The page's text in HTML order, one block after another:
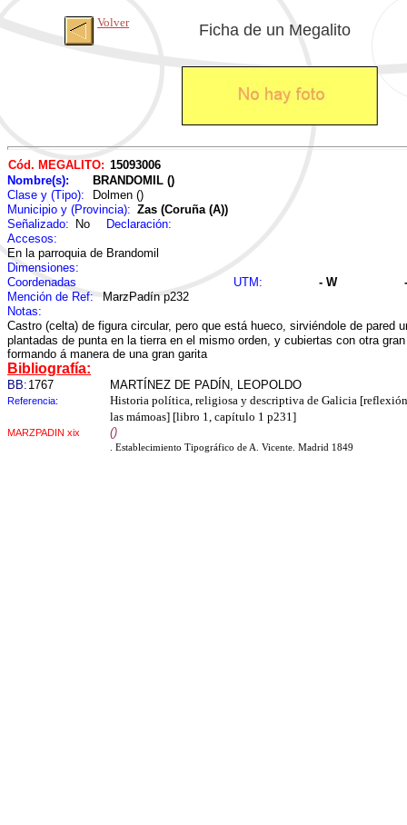
Volver Ficha de un Megalito
Cód. MEGALITO: 15093006
Nombre(s):
BRANDOMIL ()
Clase y (Tipo):
Dolmen ()
Municipio y (Provincia): Zas (Coruña (A))
Señalizado:
No
Declaración:
Accesos:
En la parroquia de Brandomil
Dimensiones:
Coordenadas
UTM: - W
Mención de Ref:
MarzPadín p232
Notas:
Castro (celta) de figura circular, pero que está hueco, sirviéndole de pared
plantadas de punta en la tierra en el mismo orden, y cubiertas con otra
formando á manera de una gran garita
Bibliografía:
BB: 1767 MARTÍNEZ DE PADÍN, LEOPOLDO
Referencia:
Historia política, religiosa y descriptiva de Galicia
las mámoas] [libro 1, capítulo 1 p231]
MARZPADIN xix ()
. Establecimiento Tipográfico de A. Vicente. Madrid 1849